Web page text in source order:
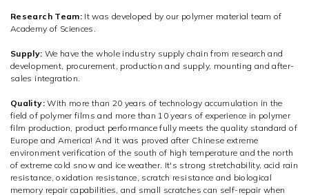
Research Team: It was developed by our polymer material team of
Academy of Sciences.
Supply: We have the whole industry supply chain from research and
development, procurement, production and supply, mounting and after-
sales integration.
Quality:With more than 20 years of technology accumulation in the
field of polymer films and more than 10 years of experience in polymer
film production, product performance fully meets the quality standard of
Europe and America! And it was proved after Chinese extreme
environment verification of the south of high temperature and the north
of extreme cold snow and ice weather. It's strong stretchability, acid rain
resistance, oxidation resistance, scratch resistance and biological
memory repair capabilities, and small scratches can self-repair when